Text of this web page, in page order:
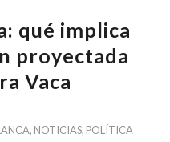
qué implica
proyectada
Vaca
, NOTICIAS, POLÍTICA